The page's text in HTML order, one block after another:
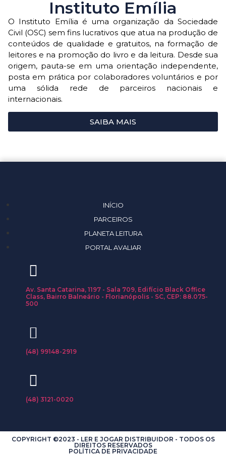
Instituto Emília
O Instituto Emília é uma organização da Sociedade
Civil (OSC) sem fins lucrativos que atua na produção de
conteúdos de qualidade e gratuitos, na formação de
leitores e na promoção do livro e da leitura. Desde sua
origem, pauta-se em uma orientação independente,
posta em prática por colaboradores voluntários e por
uma sólida rede de parceiros nacionais e
internacionais.
SAIBA MAIS
INÍCIO
PARCEIROS
PLANETA LEITURA
PORTAL AVALIAR
Av. Santa Catarina, 1197 - Sala 709, Edifício Black Office
Class, Bairro Balneário - Florianópolis - SC, CEP: 88.075-
500
(48) 99148-2919
(48) 3121-0020
COPYRIGHT ©2023 - LER E JOGAR DISTRIBUIDOR - TODOS OS
DIREITOS RESERVADOS
POLÍTICA DE PRIVACIDADE